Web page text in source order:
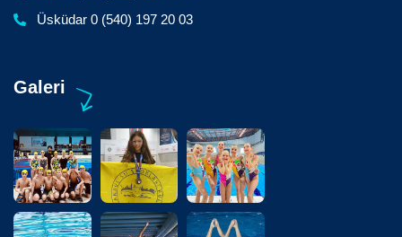
Üsküdar 0 (540) 197 20 03
Galeri